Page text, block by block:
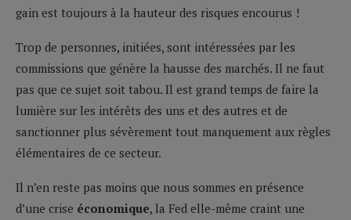
gain est toujours à la hauteur des risques encourus !
Trop de personnes, initiées, sont intéressées par les
commissions que génère la hausse des marchés. Il ne faut
pas que ce sujet soit tabou. Il est grand temps de faire la
lumière sur les intérêts des uns et des autres et de
sanctionner plus sévèrement tout manquement aux règles
élémentaires de ce secteur.
Il n’en reste pas moins que nous sommes en présence
d’une crise économique, la Fed elle-même craint une